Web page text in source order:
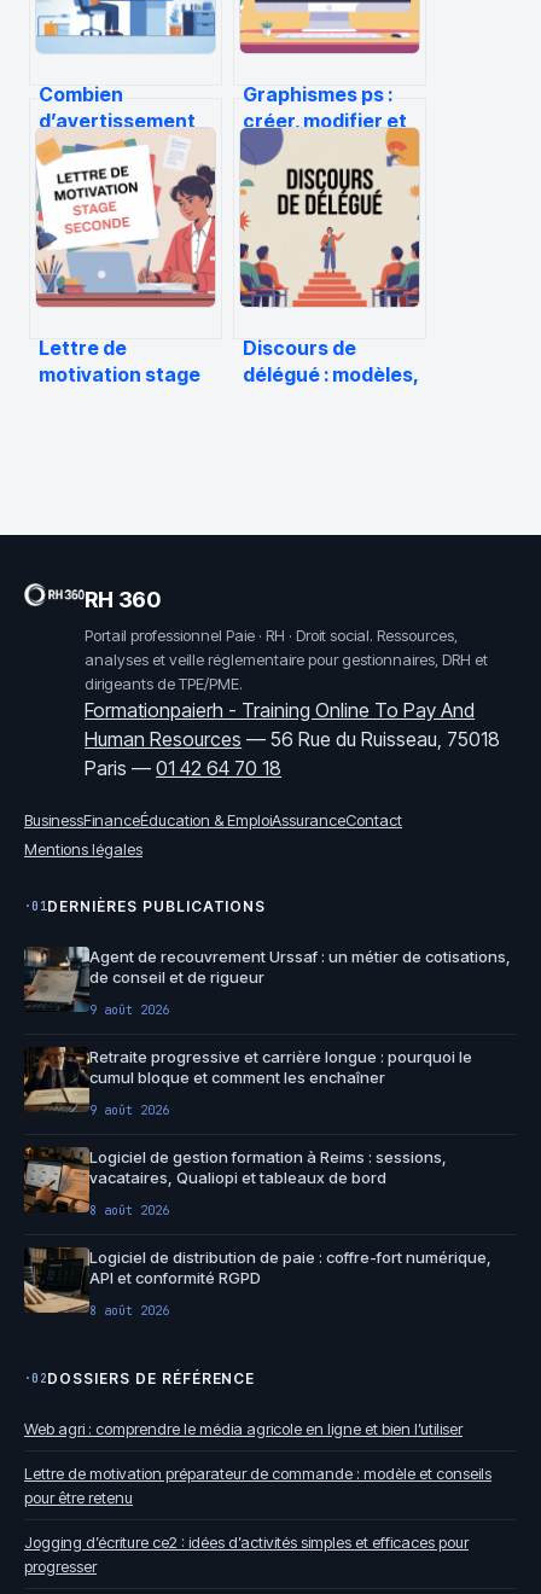
Combien
d’avertissement
avant radiation
pôle emploi :
règles, délais et
recours
Graphismes ps :
créer, modifier et
optimiser vos
visuels dans
photoshop
Lettre de
motivation stage
Discours de
délégué : modèles,
RH 360
Portail professionnel Paie · RH · Droit social. Ressources,
analyses et veille réglementaire pour gestionnaires, DRH et
dirigeants de TPE/PME.
Formationpaierh - Training Online To Pay And
Human Resources —56 Rue du Ruisseau, 75018
Paris —01 42 64 70 18
BusinessFinanceÉducation & EmploiAssuranceContact
Mentions légales
·01DERNIÈRES PUBLICATIONS
Agent de recouvrement Urssaf : un métier de cotisations,
de conseil et de rigueur
9 août 2026
Retraite progressive et carrière longue : pourquoi le
cumul bloque et comment les enchaîner
9 août 2026
Logiciel de gestion formation à Reims : sessions,
vacataires, Qualiopi et tableaux de bord
8 août 2026
Logiciel de distribution de paie : coffre-fort numérique,
API et conformité RGPD
8 août 2026
·02DOSSIERS DE RÉFÉRENCE
Web agri : comprendre le média agricole en ligne et bien l’utiliser
Lettre de motivation préparateur de commande : modèle et conseils
pour être retenu
Jogging d’écriture ce2 : idées d’activités simples et efficaces pour
progresser